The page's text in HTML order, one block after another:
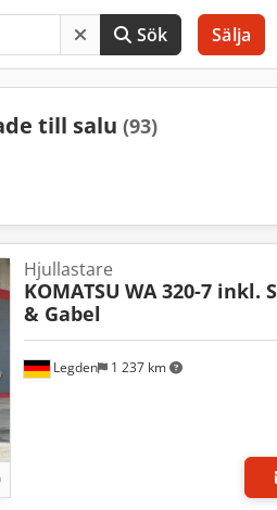
Sök Sälja
till salu (93)
Legden 1 237 km
Hjullastare
KOMATSU WA 320-7 inkl.
& Gabel